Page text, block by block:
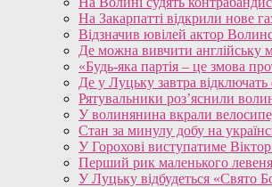
На Закарпатті відкрили нове
Відзначив ювілей актор
Де можна вивчити англійську
«Будь-яка партія – це змова
Де у Луцьку завтра відключать
Рятувальники роз’яснили
У волинянина вкрали
Стан за минулу добу на
У Горохові виступатиме
Перший рик маленького
У Луцьку відбудеться «Свято